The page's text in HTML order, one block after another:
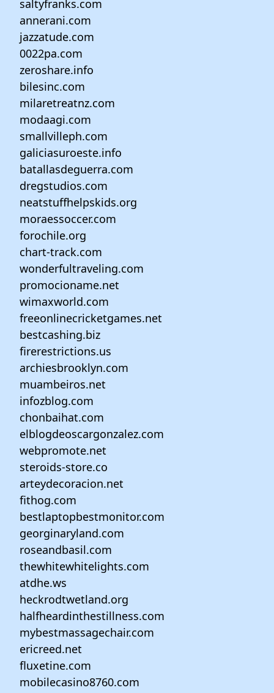
saltyfranks.com
annerani.com
jazzatude.com
0022pa.com
zeroshare.info
bilesinc.com
milaretreatnz.com
modaagi.com
smallvilleph.com
galiciasuroeste.info
batallasdeguerra.com
dregstudios.com
neatstuffhelpskids.org
moraessoccer.com
forochile.org
chart-track.com
wonderfultraveling.com
promocioname.net
wimaxworld.com
freeonlinecricketgames.net
bestcashing.biz
firerestrictions.us
archiesbrooklyn.com
muambeiros.net
infozblog.com
chonbaihat.com
elblogdeoscargonzalez.com
webpromote.net
steroids-store.co
arteydecoracion.net
fithog.com
bestlaptopbestmonitor.com
georginaryland.com
roseandbasil.com
thewhitewhitelights.com
atdhe.ws
heckrodtwetland.org
halfheardinthestillness.com
mybestmassagechair.com
ericreed.net
fluxetine.com
mobilecasino8760.com